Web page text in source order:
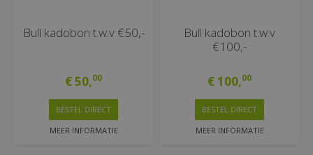
Bull kadobon t.w.v €50,-
€50,00
MEER INFORMATIE
BESTEL DIRECT
Bull kadobon t.w.v
€100,-
€100,00
MEER INFORMATIE
BESTEL DIRECT